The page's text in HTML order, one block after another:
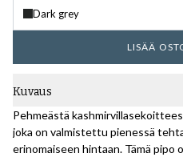
Dark grey
LISÄÄ
Kuvaus
Pehmeästä
joka on valmistettu pienessä
erinomaiseen hintaan. Tämä